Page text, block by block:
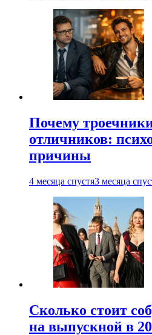
Почему
отличников:
причины
4 месяца спустя3 месяца
Сколько стоит
на выпускной в